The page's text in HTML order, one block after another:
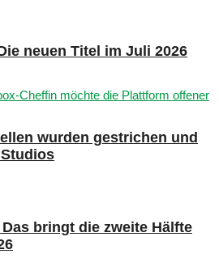
neuen Titel im Juli 2026
wurden gestrichen und
bringt die zweite Hälfte